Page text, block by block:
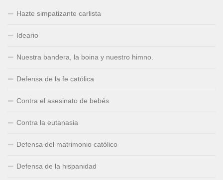
Hazte simpatizante carlista
Ideario
Nuestra bandera, la boina y nuestro himno.
Defensa de la fe católica
Contra el asesinato de bebés
Contra la eutanasia
Defensa del matrimonio católico
Defensa de la hispanidad